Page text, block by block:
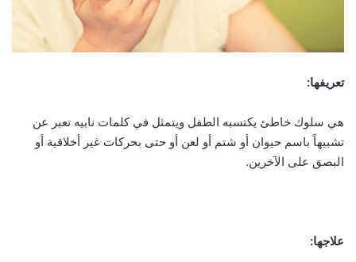
تعريفها:
هي سلوك خاطئ يكتسبه الطفل ويتمثل في كلمات نابيه تعبر عن
تشبيهاً باسم حيوان أو شتم أو لعن أو حتى بحركات غير أخلاقية أو
البصق على الآخرين.
علاجها: